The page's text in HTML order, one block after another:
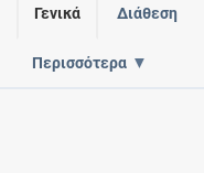
Γενικά Διάθεση
Περισσότερα